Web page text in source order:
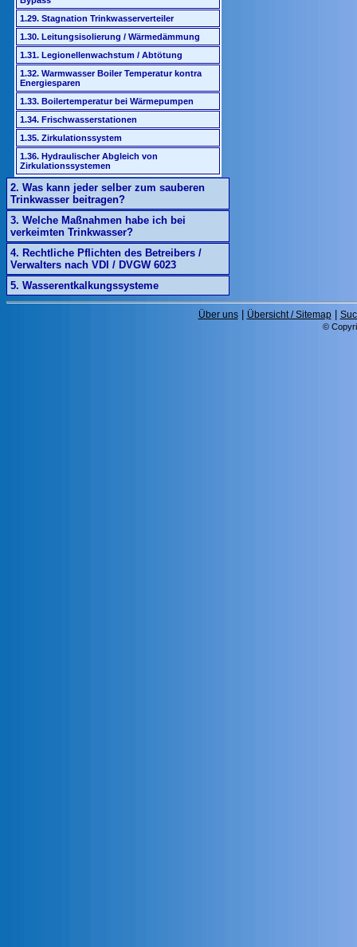
1.29. Stagnation Trinkwasserverteiler
1.30. Leitungsisolierung / Wärmedämmung
1.31. Legionellenwachstum / Abtötung
1.32. Warmwasser Boiler Temperatur kontra
Energiesparen
1.33. Boilertemperatur bei Wärmepumpen
1.34. Frischwasserstationen
1.35. Zirkulationssystem
1.36. Hydraulischer Abgleich von
Zirkulationssystemen
2. Was kann jeder selber zum sauberen
Trinkwasser beitragen?
3. Welche Maßnahmen habe ich bei
verkeimten Trinkwasser?
4. Rechtliche Pflichten des Betreibers /
Verwalters nach VDI / DVGW 6023
5. Wasserentkalkungssysteme
Über uns| Übersicht / Sitemap|
©